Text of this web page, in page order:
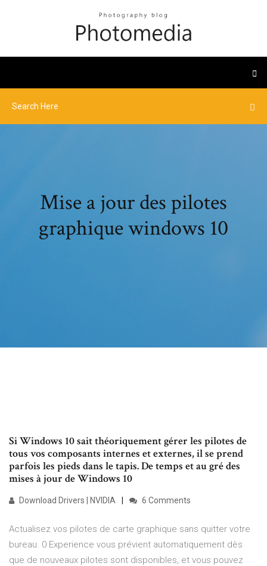
Mise a jour des pilotes
graphique windows 10
Si Windows 10 sait théoriquement gérer les pilotes de
tous vos composants internes et externes, il se prend
parfois les pieds dans le tapis. De temps et au gré des
mises à jour de Windows 10
Download Drivers | NVIDIA 6 Comments
Actualisez vos pilotes de carte graphique sans quitter votre
bureau. 0 Experience vous prévient automatiquement dès
que de nouveaux pilotes sont disponibles, et vous pouvez